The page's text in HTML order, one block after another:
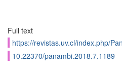
Full text
https://revistas.uv.cl/index.php/
10.22370/panambi.2018.7.1189